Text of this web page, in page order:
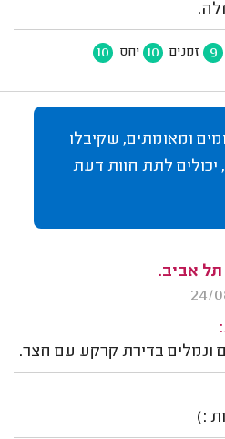
9 זמנים 10 יחס 10
ומאומתים, שקיבלו
לתת חוות דעת
תל אביב.
ונמלים בדירת קרקע עם חצר.